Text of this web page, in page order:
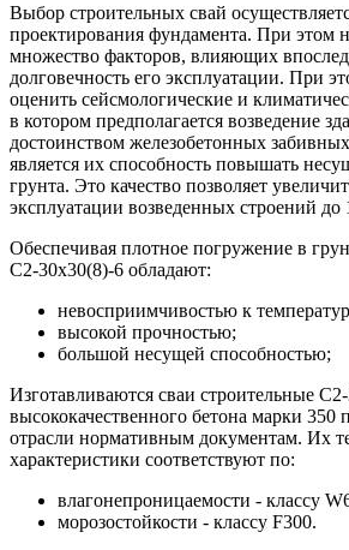
Выбор строительных свай
проектирования фундамента. При этом
множество факторов, влияющих
долговечность его эксплуатации. При
оценить сейсмологические и
в котором предполагается возведение
достоинством железобетонных
является их способность повышать
грунта. Это качество позволяет
эксплуатации возведенных строений до
Обеспечивая плотное погружение в
С2-30х30(8)-6 обладают:
невосприимчивостью к
высокой прочностью;
большой несущей способностью;
Изготавливаются сваи строительные
высококачественного бетона марки
отрасли нормативным документам. Их
характеристики соответствуют по:
влагонепроницаемости - классу
морозостойкости - классу F300.